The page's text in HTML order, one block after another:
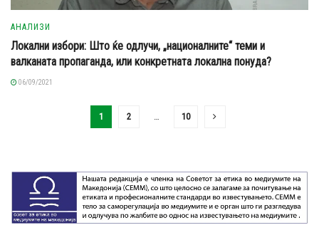
АНАЛИЗИ
Локални избори: Што ќе одлучи, „националните“ теми и
валканата пропаганда, или конкретната локална понуда?
06/09/2021
1 2 … 10